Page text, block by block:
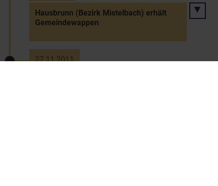
Hausbrunn (Bezirk Mistelbach) erhält
Gemeindewappen
27.11.2011